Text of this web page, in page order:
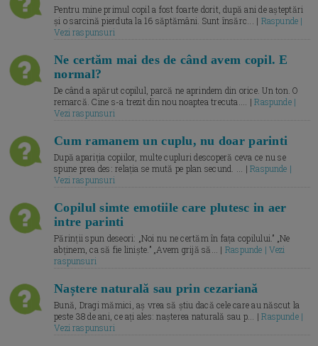
Pentru mine primul copil a fost foarte dorit, după ani de așteptări
și o sarcină pierduta la 16 săptămâni. Sunt însărc... | Raspunde |
Vezi raspunsuri
Ne certăm mai des de când avem copil. E
normal?
De când a apărut copilul, parcă ne aprindem din orice. Un ton. O
remarcă. Cine s-a trezit din nou noaptea trecuta.... |Raspunde |
Vezi raspunsuri
Cum ramanem un cuplu, nu doar parinti
După apariția copiilor, multe cupluri descoperă ceva ce nu se
spune prea des: relația se mută pe plan secund. ... |Raspunde |
Vezi raspunsuri
Copilul simte emotiile care plutesc in aer
intre parinti
Părinții spun deseori: „Noi nu ne certăm în fața copilului.” „Ne
abținem, ca să fie liniște.” „Avem grijă să... | Raspunde | Vezi
raspunsuri
Naștere naturală sau prin cezariană
Bună, Dragi mămici, aș vrea să știu dacă cele care au născut la
peste 38 de ani, ce ați ales: nașterea naturală sau p... |Raspunde |
Vezi raspunsuri